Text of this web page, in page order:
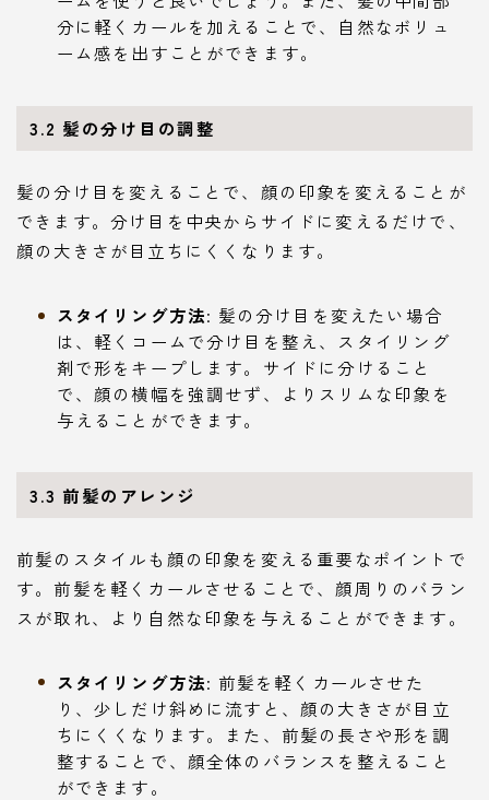
分に軽くカールを加えることで、自然なボリュ
ーム感を出すことができます。
3.2 髪の分け目の調整
髪の分け目を変えることで、顔の印象を変えることが
できます。分け目を中央からサイドに変えるだけで、
顔の大きさが目立ちにくくなります。
スタイリング方法: 髪の分け目を変えたい場合
は、軽くコームで分け目を整え、スタイリング
剤で形をキープします。サイドに分けること
で、顔の横幅を強調せず、よりスリムな印象を
与えることができます。
3.3 前髪のアレンジ
前髪のスタイルも顔の印象を変える重要なポイントで
す。前髪を軽くカールさせることで、顔周りのバラン
スが取れ、より自然な印象を与えることができます。
スタイリング方法: 前髪を軽くカールさせた
り、少しだけ斜めに流すと、顔の大きさが目立
ちにくくなります。また、前髪の長さや形を調
整することで、顔全体のバランスを整えること
ができます。